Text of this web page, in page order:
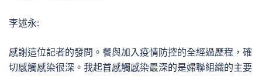
李述永:
感謝這位記者的發問。餐與加入疫情防控的全經過歷程，確
切感觸感染很深。我起首感觸感染最深的是婦聯組織的主要